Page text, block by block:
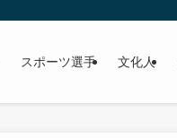
スポーツ選手 文化人